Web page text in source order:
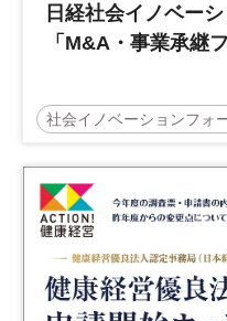
日経社会イノベー
「M&A・事業承継
社会イノベーションフォ
事業承継 中堅中小企業
日経社会イノベーション